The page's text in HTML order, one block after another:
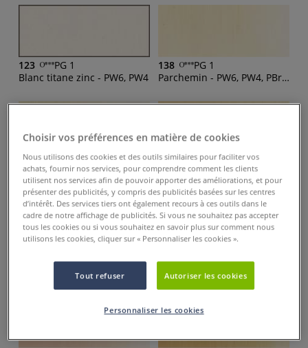
123
PG 1
Blanc titane zinc - PW6, PW4
138
PG 1
Parchemin - PW6, PW4, PBr24, PG17, PBk11
136
PG 1
Titane Buff - PW6,PBr24, PY154
253
PG 1
PG 2
513
PG 2
Choisir vos préférences en matière de cookies
Nous utilisons des cookies et des outils similaires pour faciliter vos
achats, fournir nos services, pour comprendre comment les clients
utilisent nos services afin de pouvoir apporter des améliorations, et pour
présenter des publicités, y compris des publicités basées sur les centres
d’intérêt. Des services tiers ont également recours à ces outils dans le
cadre de notre affichage de publicités. Si vous ne souhaitez pas accepter
tous les cookies ou si vous souhaitez en savoir plus sur comment nous
utilisons les cookies, cliquer sur « Personnaliser les cookies ».
Tout refuser Autoriser les cookies
Personnaliser les cookies